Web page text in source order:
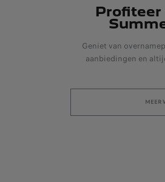
Profiteer
Geniet van
aanbiedingen en
MEER